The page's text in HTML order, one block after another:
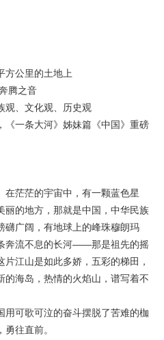
方公里的土地上
腾之音
观、文化观、历史观
《一条大河》姊妹篇《中国》重磅
在茫茫的宇宙中，有一颗蓝色星
丽的地方，那就是中国，中华民族
礴广阔，有地球上的峰珠穆朗玛
奔流不息的长河——那是祖先的摇
江山是如此多娇，五彩的梯田，
的海岛，热情的火焰山，谱写着不
用可歌可泣的奋斗摆脱了苦难的枷
往直前。